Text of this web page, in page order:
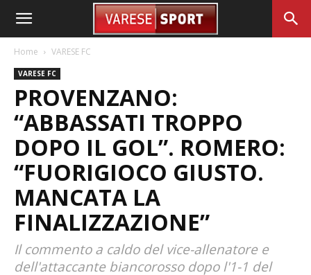
Home VARESE FC
VARESE FC
PROVENZANO:
“ABBASSATI TROPPO
DOPO IL GOL”. ROMERO:
“FUORIGIOCO GIUSTO.
MANCATA LA
FINALIZZAZIONE”
Il commento a caldo del vice-allenatore e
dell'attaccante biancorosso dopo l'1-1 del